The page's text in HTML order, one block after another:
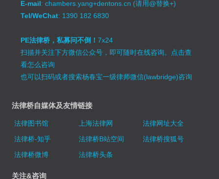
E-mail: chambers.yang+dentons.cn (请用@替换+)
Tel/WeChat: 1390 182 6830
PE法律桥，私募问不倒！7x24
扫描并关注下方微信公众号，即可随时在线咨询。 点击查
看怎么咨询
也可以扫码或者搜索杨春宝一级律师微信(lawbridge)咨询
法律桥自媒体及友情链接
法律图书馆 上海法律网
法律网址大全
法律桥-知乎
法律桥B站空间
法律桥搜狐号
法律桥微博
法律桥头条
关注&咨询